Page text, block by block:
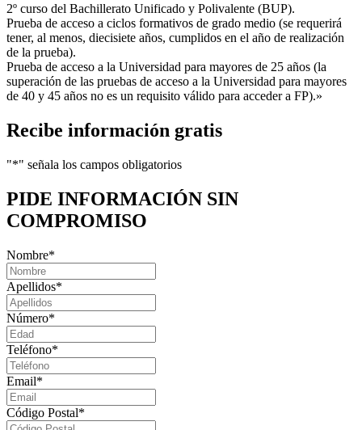
2º curso del Bachillerato Unificado y Polivalente (BUP).
Prueba de acceso a ciclos formativos de grado medio (se requerirá
tener, al menos, diecisiete años, cumplidos en el año de realización
de la prueba).
Prueba de acceso a la Universidad para mayores de 25 años (la
superación de las pruebas de acceso a la Universidad para mayores
de 40 y 45 años no es un requisito válido para acceder a FP).»
Recibe información gratis
"*" señala los campos obligatorios
PIDE INFORMACIÓN SIN
COMPROMISO
Nombre*
Apellidos*
Número*
Teléfono*
Email*
Código Postal*